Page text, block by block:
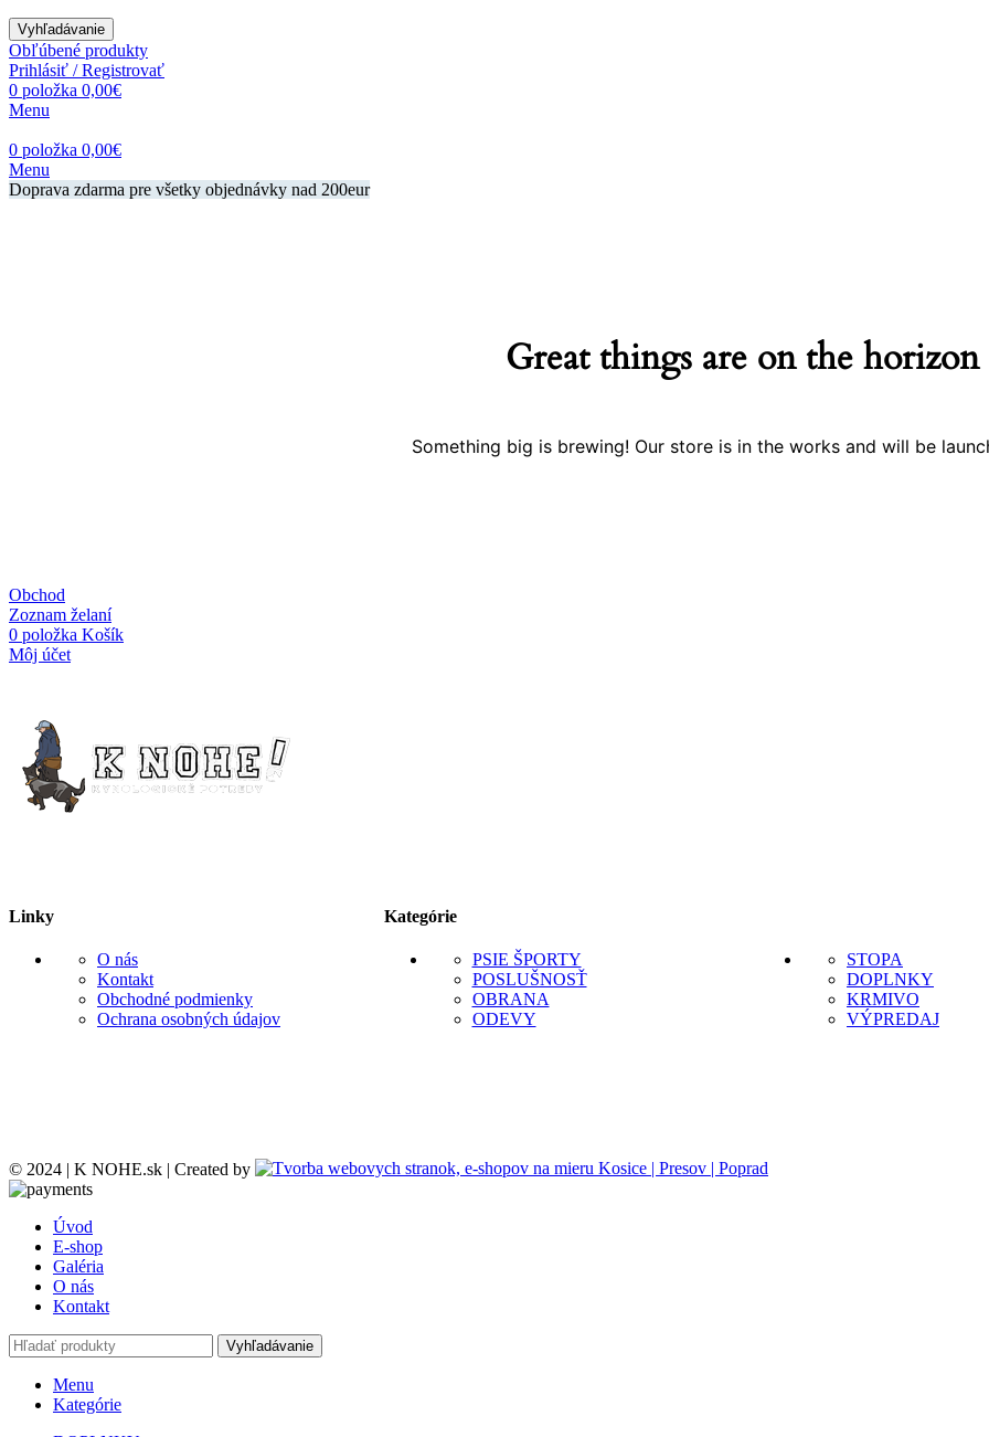
Vyhľadávanie
Obľúbené produkty
Prihlásiť / Registrovať
0 položka 0,00€
Menu
0 položka 0,00€
Menu
Doprava zdarma pre všetky objednávky nad 200eur
Great things are on the horizon
Something big is brewing! Our store is in the works and will be
Obchod
Zoznam želaní
0 položka Košík
Môj účet
Linky
O nás
Kontakt
Obchodné podmienky
Ochrana osobných údajov
Kategórie
PSIE ŠPORTY
POSLUŠNOSŤ
OBRANA
ODEVY
STOPA
DOPLNKY
KRMIVO
VÝPREDAJ
© 2024 | K NOHE.sk | Created by
Úvod
E-shop
Galéria
O nás
Kontakt
Vyhľadávanie
Menu
Kategórie